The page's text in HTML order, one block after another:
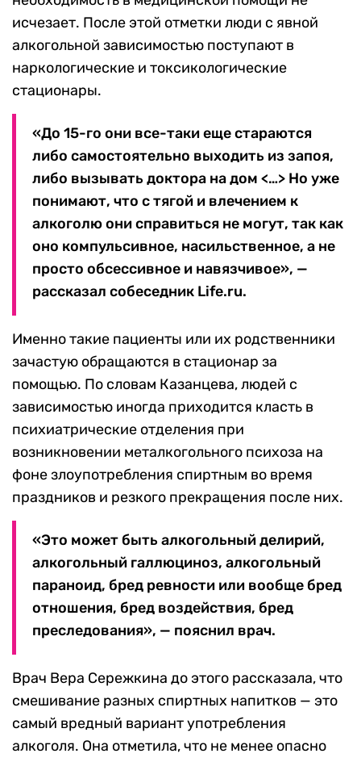
исчезает. После этой отметки люди с явной
алкогольной зависимостью поступают в
наркологические и токсикологические
стационары.
«До 15-го они все-таки еще стараются
либо самостоятельно выходить из запоя,
либо вызывать доктора на дом <…> Но уже
понимают, что с тягой и влечением к
алкоголю они справиться не могут, так как
оно компульсивное, насильственное, а не
просто обсессивное и навязчивое», —
рассказал собеседник Life.ru.
Именно такие пациенты или их родственники
зачастую обращаются в стационар за
помощью. По словам Казанцева, людей с
зависимостью иногда приходится класть в
психиатрические отделения при
возникновении металкогольного психоза на
фоне злоупотребления спиртным во время
праздников и резкого прекращения после них.
«Это может быть алкогольный делирий,
алкогольный галлюциноз, алкогольный
параноид, бред ревности или вообще бред
отношения, бред воздействия, бред
преследования», — пояснил врач.
Врач Вера Сережкина до этого рассказала, что
смешивание разных спиртных напитков — это
самый вредный вариант употребления
алкоголя. Она отметила, что не менее опасно